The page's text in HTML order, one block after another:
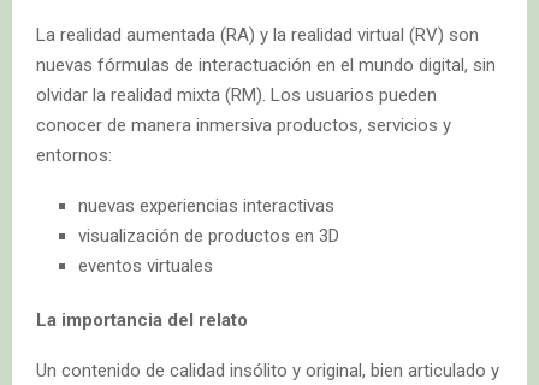
La realidad aumentada (RA) y la realidad virtual (RV) son
nuevas fórmulas de interactuación en el mundo digital, sin
olvidar la realidad mixta (RM). Los usuarios pueden
conocer de manera inmersiva productos, servicios y
entornos:
nuevas experiencias interactivas
visualización de productos en 3D
eventos virtuales
La importancia del relato
Un contenido de calidad insólito y original, bien articulado y